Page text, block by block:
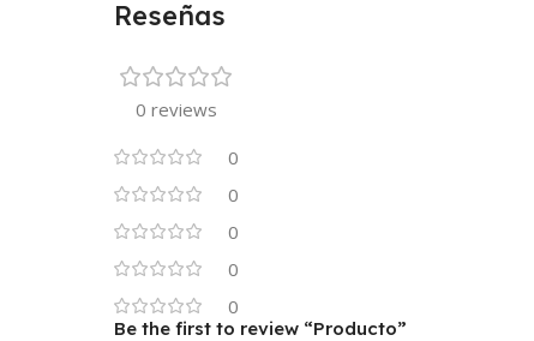
Reseñas
0 reviews
0
0
0
0
0
Be the first to review “Producto”